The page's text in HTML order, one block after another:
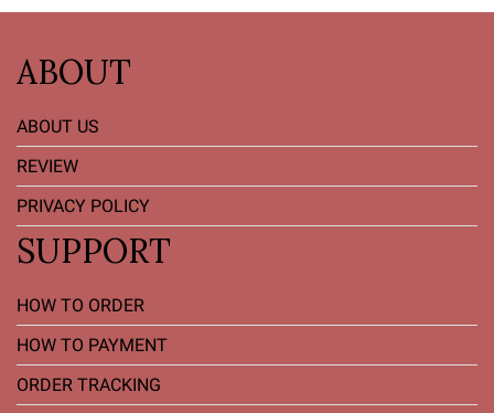
ABOUT
ABOUT US
REVIEW
PRIVACY POLICY
SUPPORT
HOW TO ORDER
HOW TO PAYMENT
ORDER TRACKING